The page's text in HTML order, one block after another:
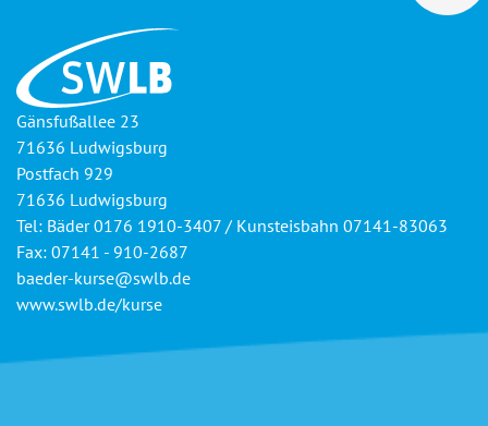
Gänsfußallee 23
71636 Ludwigsburg
Postfach 929
71636 Ludwigsburg
Tel: Bäder 0176 1910-3407 / Kunsteisbahn 07141-83063
Fax: 07141 - 910-2687
baeder-kurse@swlb.de
www.swlb.de/kurse